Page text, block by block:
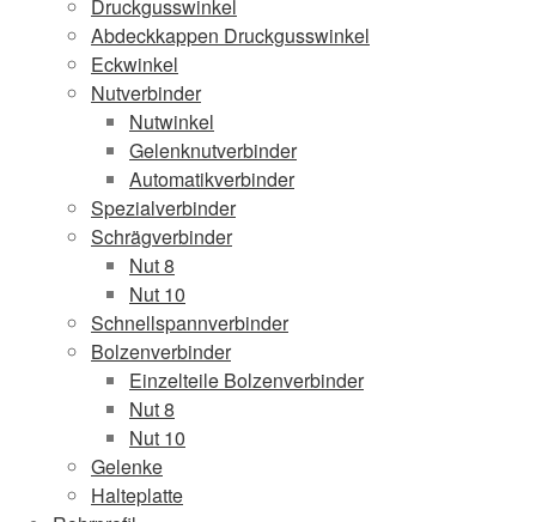
Druckgusswinkel
Abdeckkappen Druckgusswinkel
Eckwinkel
Nutverbinder
Nutwinkel
Gelenknutverbinder
Automatikverbinder
Spezialverbinder
Schrägverbinder
Nut 8
Nut 10
Schnellspannverbinder
Bolzenverbinder
Einzelteile Bolzenverbinder
Nut 8
Nut 10
Gelenke
Halteplatte